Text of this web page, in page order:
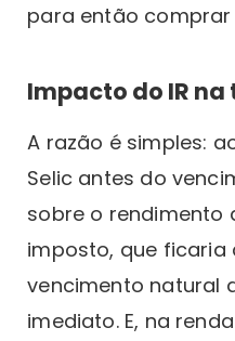
para então comprar
Impacto do IR
A razão é simples:
Selic antes do
sobre o rendimento
imposto, que ficaria
vencimento natural
imediato. E, na